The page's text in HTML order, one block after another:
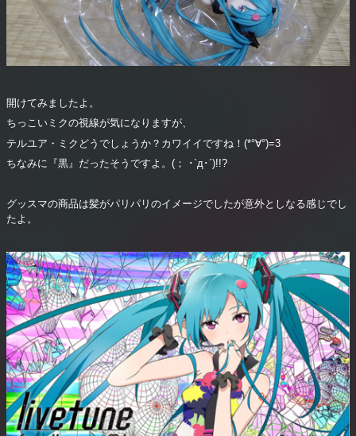
開けてみましたよ。
ちっこいミクの視線が気になりますが、
テルユア・ミクどうでしょうか？カワイイですね！(*°∀°)=3
ちなみに『黒』だったそうですよ。(； ･`д･´)!!?
グッスマの商品は髪がパリパリのイメージでしたが意外としなる感じでし
たよ。